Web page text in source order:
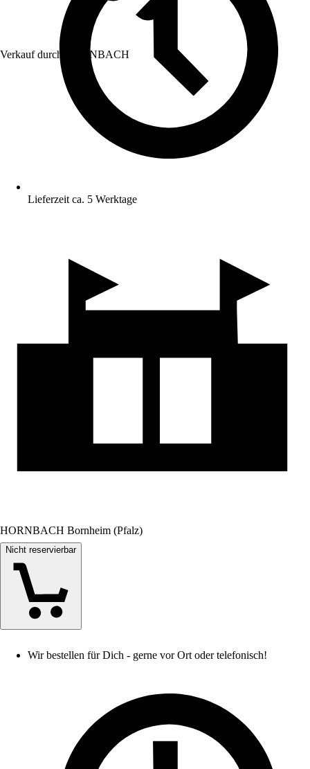
Verkauf durch: HORNBACH
Lieferzeit ca. 5 Werktage
HORNBACH Bornheim (Pfalz)
Nicht reservierbar
Wir bestellen für Dich - gerne vor Ort oder telefonisch!